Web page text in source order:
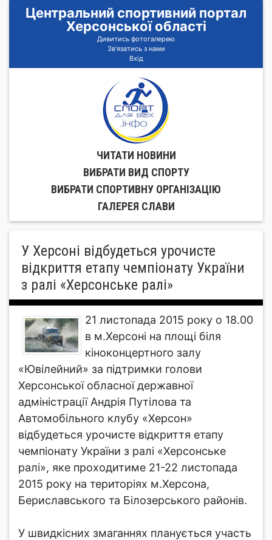
Центральний спортивний портал
Херсонської області
Дивитись фотогалерею
Зв'язатись з нами
Вхід
ЧИТАТИ НОВИНИ
ВИБРАТИ ВИД СПОРТУ
ВИБРАТИ СПОРТИВНУ ОРГАНIЗАЦIЮ
ГАЛЕРЕЯ СЛАВИ
У Херсоні відбудеться урочисте
відкриття етапу чемпіонату України
з ралі «Херсонське ралі»
21 листопада 2015 року о 18.00
в м.Херсоні на площі біля
кіноконцертного залу
«Ювілейний» за підтримки голови
Херсонської обласної державної
адміністрації Андрія Путілова та
Автомобільного клубу «Херсон»
відбудеться урочисте відкриття етапу
чемпіонату України з ралі «Херсонське
ралі», яке проходитиме 21-22 листопада
2015 року на територіях м.Херсона,
Бериславського та Білозерського районів.
У швидкісних змаганнях планується участь